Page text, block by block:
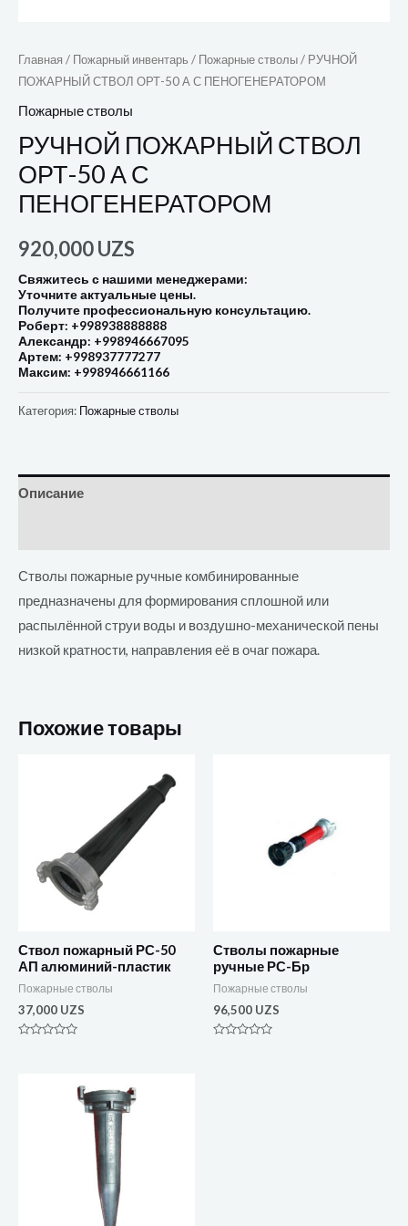
Главная / Пожарный инвентарь / Пожарные стволы/ РУЧНОЙ
ПОЖАРНЫЙ СТВОЛ ОРТ-50 А С ПЕНОГЕНЕРАТОРОМ
Пожарные стволы
РУЧНОЙ ПОЖАРНЫЙ СТВОЛ
ОРТ-50 А С
ПЕНОГЕНЕРАТОРОМ
920,000UZS
Свяжитесь с нашими менеджерами:
Уточните актуальные цены.
Получите профессиональную консультацию.
Роберт: +998938888888
Александр: +998946667095
Артем: +998937777277
Максим: +998946661166
Категория: Пожарные стволы
Описание
Стволы пожарные ручные комбинированные
предназначены для формирования сплошной или
распылённой струи воды и воздушно-механической пены
низкой кратности, направления её в очаг пожара.
Похожие товары
Ствол пожарный РС-50
АП алюминий-пластик
Пожарные стволы
37,000 UZS
Стволы пожарные
ручные РС-Бр
Пожарные стволы
96,500 UZS